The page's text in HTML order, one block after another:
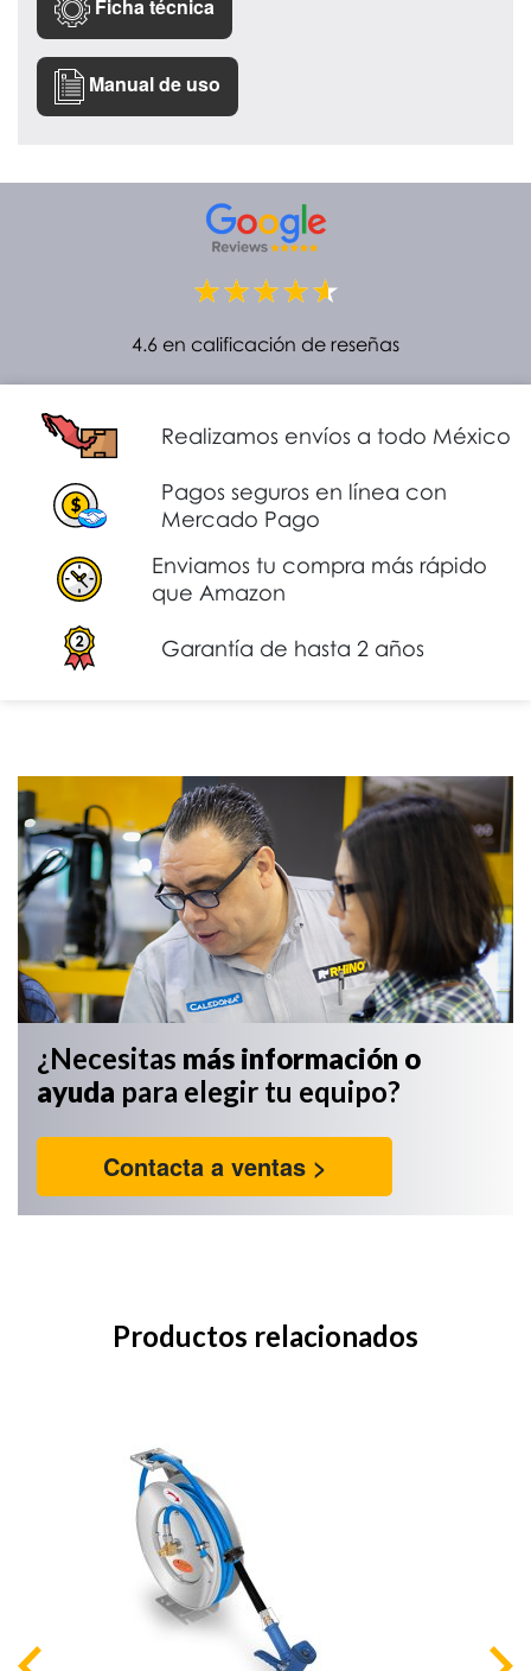
Ficha técnica
Manual de uso
4.6 en calificación de reseñas
Realizamos envíos a todo México
Pagos seguros en línea con
Mercado Pago
Enviamos tu compra más rápido
que Amazon
Garantía de hasta 2 años
¿Necesitas más información o
ayuda para elegir tu equipo?
Contacta a ventas >
Productos relacionados